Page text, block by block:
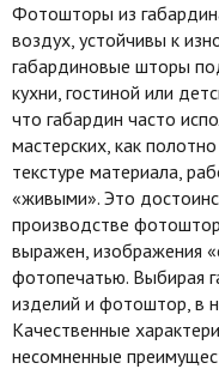
Фотошторы из
воздух, устойчивы к
габардиновые шторы
кухни, гостиной или
что габардин часто
мастерских, как
текстуре материала,
«живыми». Это
производстве
выражен, изображения
фотопечатью. Выбирая
изделий и фотоштор, в
Качественные
несомненные